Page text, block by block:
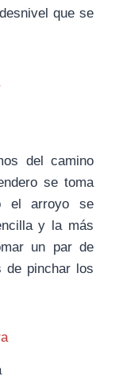
que se
del camino
se toma
el arroyo se
y la más
un par de
de pinchar los